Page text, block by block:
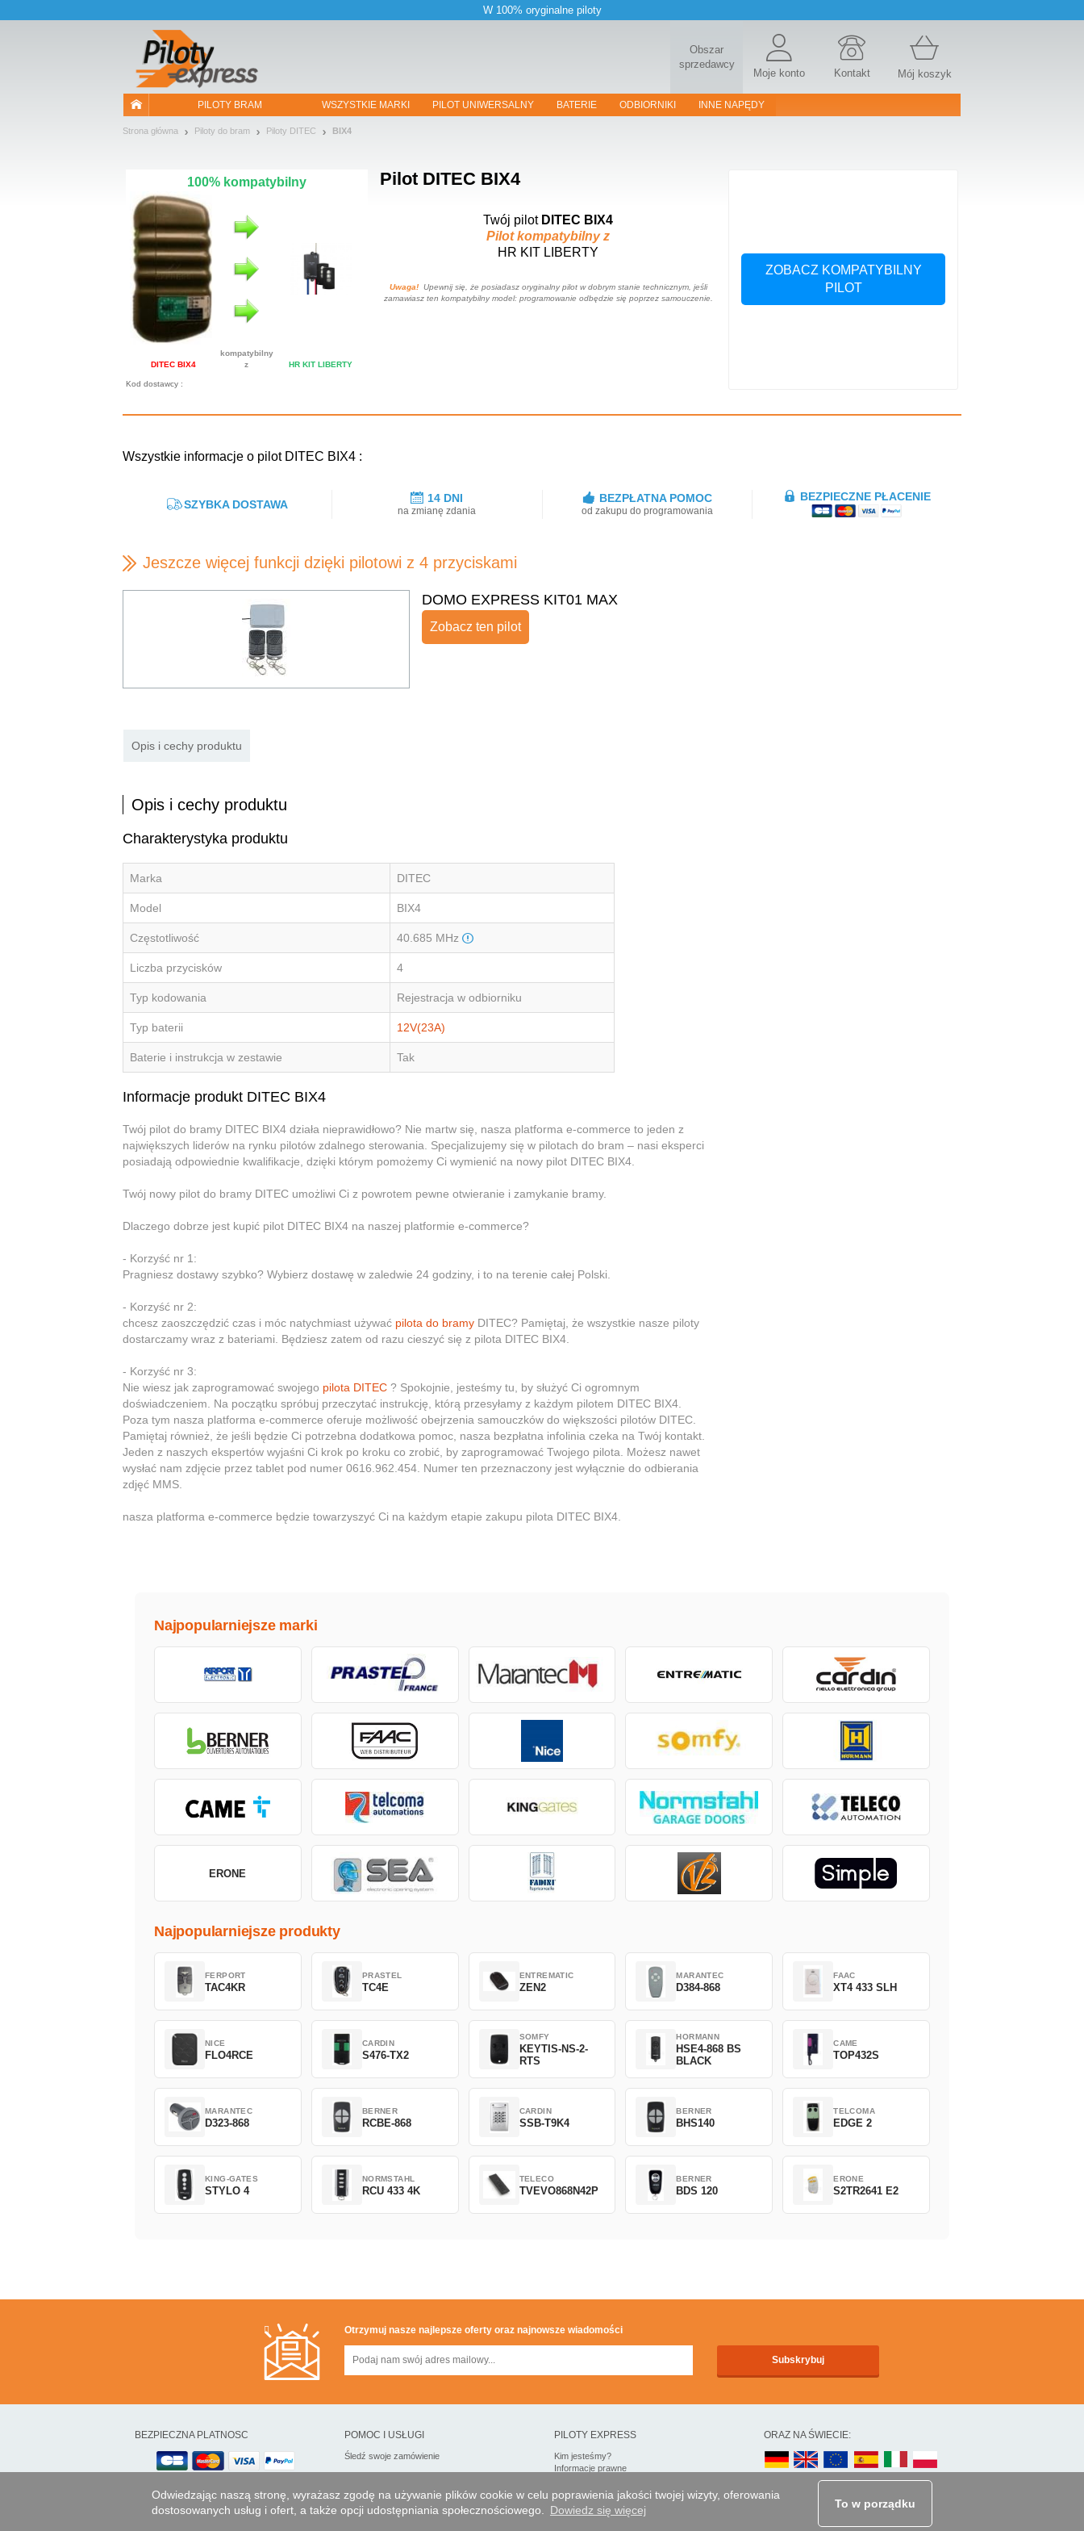
Odwiedzając naszą stronę, wyrażasz zgodę na używanie plików cookie w celu poprawienia jakości twojej wizyty, oferowania
dostosowanych usług i ofert, a także opcji udostępniania społecznościowego.
Dowiedz się więcej To w porządku
W 100% oryginalne piloty
Obszar
sprzedawcy
Moje konto Kontakt Mój koszyk
PILOTY BRAM WSZYSTKIE MARKI PILOT UNIWERSALNY BATERIE ODBIORNIKI INNE NAPĘDY
Strona główna Piloty do bram Piloty DITEC BIX4
Pilot DITEC BIX4
100% kompatybilny
DITEC BIX4
kompatybilny
z
HR KIT LIBERTY
Twój pilot DITEC BIX4
Pilot kompatybilny z
HR KIT LIBERTY
Uwaga!Upewnij się, że posiadasz oryginalny pilot w dobrym stanie technicznym, jeśli
zamawiasz ten kompatybilny model: programowanie odbędzie się poprzez samouczenie.
ZOBACZ KOMPATYBILNY
PILOT
Kod dostawcy :
Wszystkie informacje o pilot DITEC BIX4 :
SZYBKA DOSTAWA 14 DNI
na zmianę zdania
BEZPŁATNA POMOC
od zakupu do programowania
BEZPIECZNE PŁACENIE
Jeszcze więcej funkcji dzięki pilotowi z 4 przyciskami
DOMO EXPRESS KIT01 MAX
Zobacz ten pilot
Opis i cechy produktu
Opis i cechy produktu
Charakterystyka produktu
Marka DITEC
Model BIX4
Częstotliwość 40.685 MHz
Liczba przycisków 4
Typ kodowania Rejestracja w odbiorniku
Typ baterii 12V(23A)
Baterie i instrukcja w zestawie Tak
Informacje produkt DITEC BIX4
Twój pilot do bramy DITEC BIX4 działa nieprawidłowo? Nie martw się, nasza platforma e-commerce to jeden z
największych liderów na rynku pilotów zdalnego sterowania. Specjalizujemy się w pilotach do bram – nasi eksperci
posiadają odpowiednie kwalifikacje, dzięki którym pomożemy Ci wymienić na nowy pilot DITEC BIX4.
Twój nowy pilot do bramy DITEC umożliwi Ci z powrotem pewne otwieranie i zamykanie bramy.
Dlaczego dobrze jest kupić pilot DITEC BIX4 na naszej platformie e-commerce?
- Korzyść nr 1:
Pragniesz dostawy szybko? Wybierz dostawę w zaledwie 24 godziny, i to na terenie całej Polski.
- Korzyść nr 2:
chcesz zaoszczędzić czas i móc natychmiast używać pilota do bramy DITEC? Pamiętaj, że wszystkie nasze piloty
dostarczamy wraz z bateriami. Będziesz zatem od razu cieszyć się z pilota DITEC BIX4.
- Korzyść nr 3:
Nie wiesz jak zaprogramować swojego pilota DITEC ? Spokojnie, jesteśmy tu, by służyć Ci ogromnym
doświadczeniem. Na początku spróbuj przeczytać instrukcję, którą przesyłamy z każdym pilotem DITEC BIX4.
Poza tym nasza platforma e-commerce oferuje możliwość obejrzenia samouczków do większości pilotów DITEC.
Pamiętaj również, że jeśli będzie Ci potrzebna dodatkowa pomoc, nasza bezpłatna infolinia czeka na Twój kontakt.
Jeden z naszych ekspertów wyjaśni Ci krok po kroku co zrobić, by zaprogramować Twojego pilota. Możesz nawet
wysłać nam zdjęcie przez tablet pod numer 0616.962.454. Numer ten przeznaczony jest wyłącznie do odbierania
zdjęć MMS.
nasza platforma e-commerce będzie towarzyszyć Ci na każdym etapie zakupu pilota DITEC BIX4.
Najpopularniejsze marki
ERONE
Najpopularniejsze produkty
FERPORT
TAC4KR
PRASTEL
TC4E
ENTREMATIC
ZEN2
MARANTEC
D384-868
FAAC
XT4 433 SLH
NICE
FLO4RCE
CARDIN
S476-TX2
SOMFY
KEYTIS-NS-2-
RTS
HORMANN
HSE4-868 BS
BLACK
CAME
TOP432S
MARANTEC
D323-868
BERNER
RCBE-868
CARDIN
SSB-T9K4
BERNER
BHS140
TELCOMA
EDGE 2
KING-GATES
STYLO 4
NORMSTAHL
RCU 433 4K
TELECO
TVEVO868N42P
BERNER
BDS 120
ERONE
S2TR2641 E2
Otrzymuj nasze najlepsze oferty oraz najnowsze wiadomości
BEZPIECZNA PLATNOSC POMOC I USŁUGI
Śledź swoje zamówienie
PILOTY EXPRESS
Kim jesteśmy?
Informacje prawne
Moja strefa dla firm
ORAZ NA ŚWIECIE: